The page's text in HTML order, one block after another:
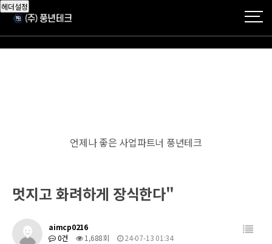
헤더설정
언제나 좋은 사업파트너 풍년테크
멋지고 화려하게 장식한다"
aimcp0216
0건
1,688회 24-07-13 01:34